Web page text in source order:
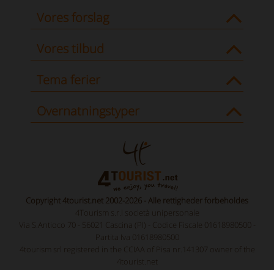
Vores forslag
Vores tilbud
Tema ferier
Overnatningstyper
Copyright 4tourist.net 2002-2026 - Alle rettigheder forbeholdes
4Tourism s.r.l società unipersonale
Via S.Antioco 70 - 56021 Cascina (PI) - Codice Fiscale 01618980500 -
Partita Iva 01618980500
4tourism srl registered in the CCIAA of Pisa nr.141307 owner of the
4tourist.net